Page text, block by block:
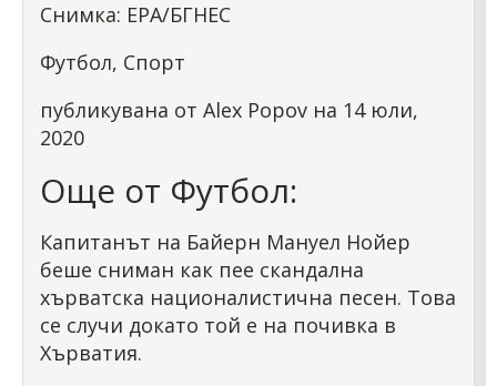
Снимка: ЕРА/БГНЕС
Футбол, Спорт
публикувана от Alex Popov на 14 юли,
2020
Още от Футбол:
Капитанът на Байерн Мануел Нойер
беше сниман как пее скандална
хърватска националистична песен. Това
се случи докато той е на почивка в
Хърватия.